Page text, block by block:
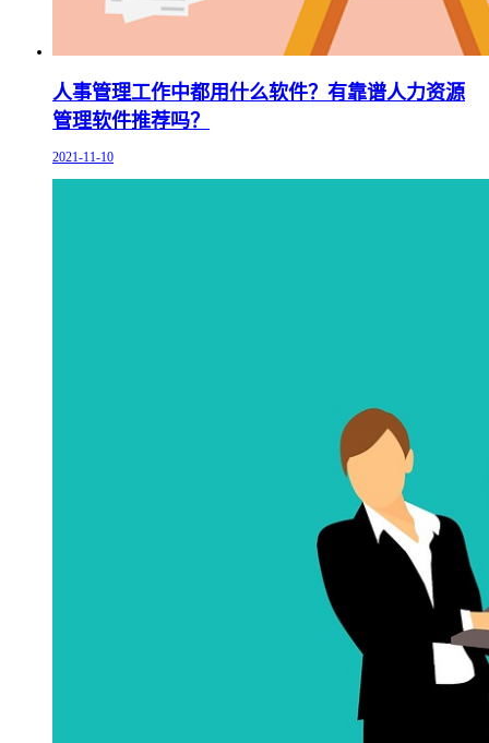
人事管理工作中都用什么软件？有靠谱人力资源
管理软件推荐吗？
2021-11-10